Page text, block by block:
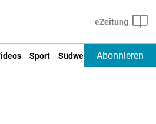
Sport Südwest Deutschland
Abonnieren